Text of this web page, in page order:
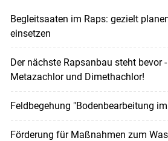
Begleitsaaten im Raps: gezielt
einsetzen
Der nächste Rapsanbau steht bevor
Metazachlor und Dimethachlor!
Feldbegehung "Bodenbearbeitung
Förderung für Maßnahmen zum